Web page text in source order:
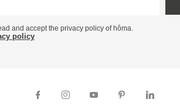
and accept the privacy policy of hôma.
policy